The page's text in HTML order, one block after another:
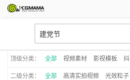
顶级分类： 全部 视频素材 影视模板
二级分类： 全部 高清实拍视频 光效粒子